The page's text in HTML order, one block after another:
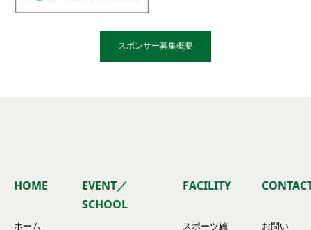
スポンサー募集概要
HOME
ホーム
EVENT／
SCHOOL
FACILITY
スポーツ施
お問い